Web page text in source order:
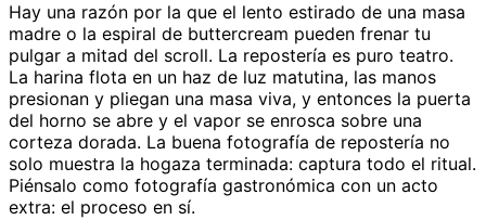
Hay una razón por la que el lento estirado de una masa
madre o la espiral de buttercream pueden frenar tu
pulgar a mitad del scroll. La repostería es puro teatro.
La harina flota en un haz de luz matutina, las manos
presionan y pliegan una masa viva, y entonces la puerta
del horno se abre y el vapor se enrosca sobre una
corteza dorada. La buena fotografía de repostería no
solo muestra la hogaza terminada: captura todo el ritual.
Piénsalo como fotografía gastronómica con un acto
extra: el proceso en sí.